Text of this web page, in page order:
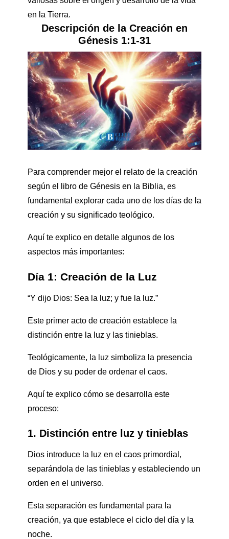
en la Tierra.
Descripción de la Creación en
Génesis 1:1-31
Para comprender mejor el relato de la creación
según el libro de Génesis en la Biblia, es
fundamental explorar cada uno de los días de la
creación y su significado teológico.
Aquí te explico en detalle algunos de los
aspectos más importantes:
Día 1: Creación de la Luz
“Y dijo Dios: Sea la luz; y fue la luz.”
Este primer acto de creación establece la
distinción entre la luz y las tinieblas.
Teológicamente, la luz simboliza la presencia
de Dios y su poder de ordenar el caos.
Aquí te explico cómo se desarrolla este
proceso:
1. Distinción entre luz y tinieblas
Dios introduce la luz en el caos primordial,
separándola de las tinieblas y estableciendo un
orden en el universo.
Esta separación es fundamental para la
creación, ya que establece el ciclo del día y la
noche.